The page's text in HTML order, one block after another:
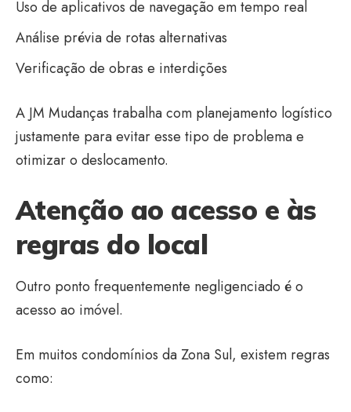
Uso de aplicativos de navegação em tempo real
Análise prévia de rotas alternativas
Verificação de obras e interdições
A JM Mudanças trabalha com planejamento logístico
justamente para evitar esse tipo de problema e
otimizar o deslocamento.
Atenção ao acesso e às
regras do local
Outro ponto frequentemente negligenciado é o
acesso ao imóvel.
Em muitos condomínios da Zona Sul, existem regras
como: